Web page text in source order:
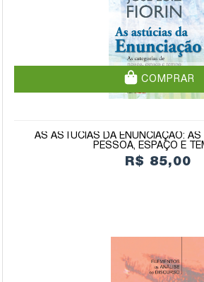
COMPRAR
AS ASTÚCIAS DA ENUNCIAÇÃO: AS
PESSOA, ESPAÇO E
R$ 85,00